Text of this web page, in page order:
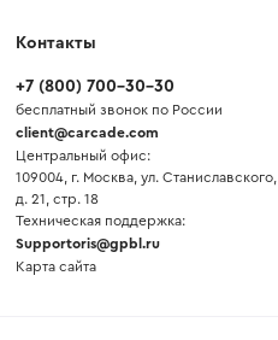
Контакты
+7 (800) 700-30-30
бесплатный звонок по России
client@carcade.com
Центральный офис:
109004, г. Москва, ул. Станиславского,
д. 21, стр. 18
Техническая поддержка:
Supportoris@gpbl.ru
Карта сайта